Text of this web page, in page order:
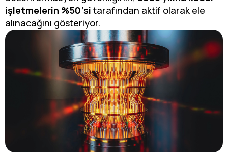
işletmelerin %50’si tarafından aktif olarak ele
alınacağını gösteriyor.